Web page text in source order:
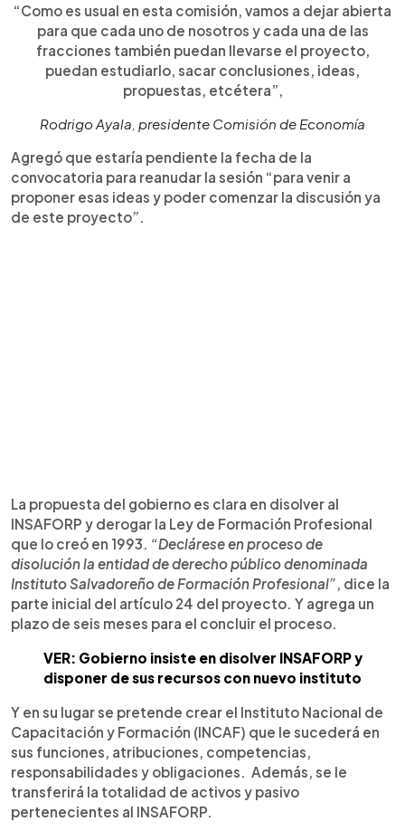
“Como es usual en esta comisión, vamos a dejar abierta
para que cada uno de nosotros y cada una de las
fracciones también puedan llevarse el proyecto,
puedan estudiarlo, sacar conclusiones, ideas,
propuestas, etcétera”,
Rodrigo Ayala, presidente Comisión de Economía
Agregó que estaría pendiente la fecha de la
convocatoria para reanudar la sesión “para venir a
proponer esas ideas y poder comenzar la discusión ya
de este proyecto”.
La propuesta del gobierno es clara en disolver al
INSAFORP y derogar la Ley de Formación Profesional
que lo creó en 1993. “Declárese en proceso de
disolución la entidad de derecho público denominada
Instituto Salvadoreño de Formación Profesional” , dice la
parte inicial del artículo 24 del proyecto. Y agrega un
plazo de seis meses para el concluir el proceso.
VER: Gobierno insiste en disolver INSAFORP y
disponer de sus recursos con nuevo instituto
Y en su lugar se pretende crear el Instituto Nacional de
Capacitación y Formación (INCAF) que le sucederá en
sus funciones, atribuciones, competencias,
responsabilidades y obligaciones. Además, se le
transferirá la totalidad de activos y pasivo
pertenecientes al INSAFORP.